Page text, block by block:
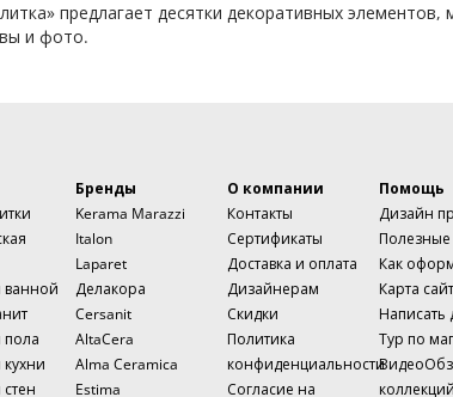
предлагает десятки декоративных
и фото.
ванной
пола
кухни
Бренды
Kerama Marazzi
Italon
Laparet
Делакора
Cersanit
AltaCera
Alma Ceramica
Estima
О компании
Контакты
Сертификаты
Доставка и оплата
Дизайнерам
Скидки
Политика
конфиденциальности
Согласие на
Помощь
Дизайн
Полезные
Как
Карта
Написать
Тур по
коллекций